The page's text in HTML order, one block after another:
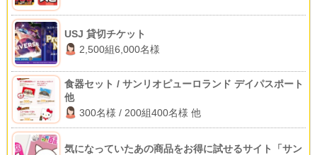
USJ 貸切チケット
2,500組6,000名様
食器セット / サンリオピューロランド デイパスポート
他
300名様 / 200組400名様 他
気になっていたあの商品をお得に試せるサイト「サン